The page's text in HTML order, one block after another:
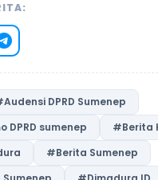
DPRD Sumenep
DPRD sumenep
#Berita
#Berita Sumenep